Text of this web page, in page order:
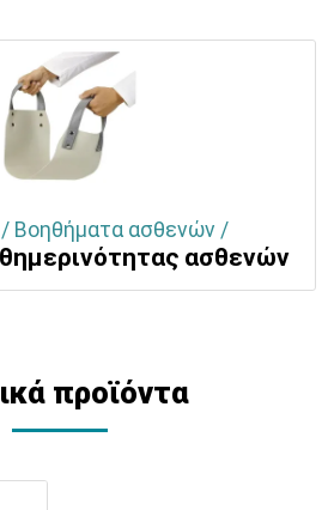
Βοηθήματα ασθενών /
ασθενών
προϊόντα